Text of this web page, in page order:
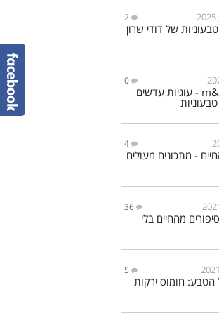
2
של דודי שרון
0
עוגיות m&m - עוגיות עדשים
4
- מתכונים מעולים
36
10: סיפורים מהחיים בלי
5
חומוס ירקות